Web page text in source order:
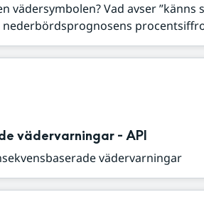
vädersymbolen? Vad avser ”känns
vädervarningar - API
vädervarningar